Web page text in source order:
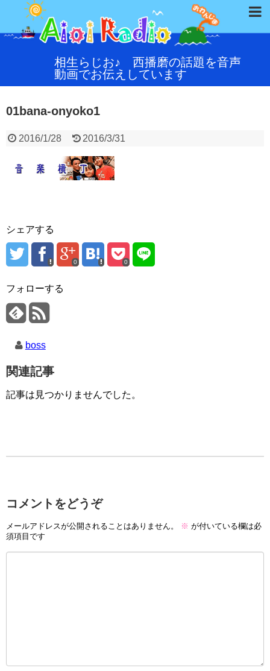
相生らじお♪ 西播磨の話題を音声
動画でお伝えしています
01bana-onyoko1
2016/1/28 2016/3/31
シェアする
0 0
フォローする
boss
関連記事
記事は見つかりませんでした。
コメントをどうぞ
メールアドレスが公開されることはありません。 ※ が付いている欄は必
須項目です